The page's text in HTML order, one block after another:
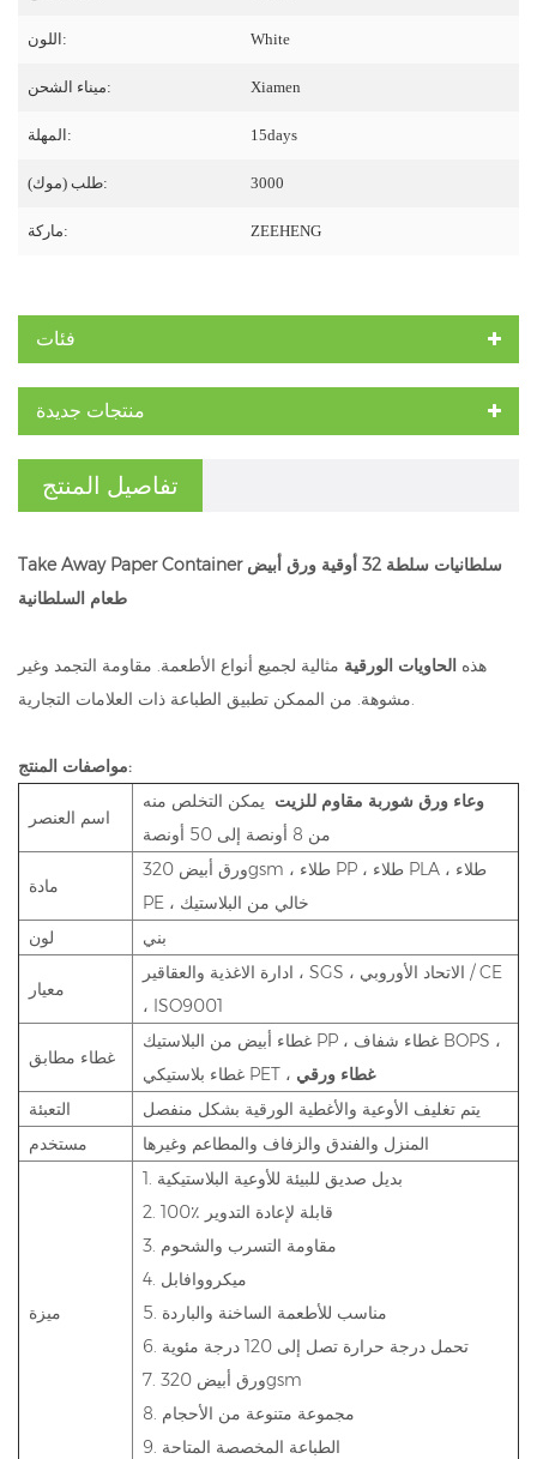
اللون: White
ميناء الشحن: Xiamen
المهلة: 15days
طلب (موك): 3000
ماركة: ZEEHENG
فئات
منتجات جديدة
تفاصيل المنتج
Take Away Paper Container سلطانيات سلطة 32 أوقية ورق أبيض
طعام السلطانية
هذه الحاويات الورقية مثالية لجميع أنواع الأطعمة. مقاومة التجمد وغير
مشوهة. من الممكن تطبيق الطباعة ذات العلامات التجارية.
مواصفات المنتج:
اسم العنصر
وعاء ورق شوربة مقاوم للزيت يمكن التخلص منه
من 8 أونصة إلى 50 أونصة
مادة
ورق أبيض 320gsm ، طلاء PP ، طلاء PLA ، طلاء
لون
بني
معيار
ادارة الاغذية والعقاقير ، SGS ، الاتحاد الأوروبي / CE
، ISO9001
غطاء مطابق
غطاء أبيض من البلاستيك PP ، غطاء شفاف BOPS ،
غطاء بلاستيكي PET ،
غطاء ورقي
التعبئة
مستخدم
المنزل والفندق والزفاف والمطاعم وغيرها
ميزة
1. بديل صديق للبيئة للأوعية البلاستيكية
2. 100٪ قابلة لإعادة التدوير
3. مقاومة التسرب والشحوم
4. ميكرووافابل
5. مناسب للأطعمة الساخنة والباردة
6. تحمل درجة حرارة تصل إلى 120 درجة مئوية
7. ورق أبيض 320gsm
8. مجموعة متنوعة من الأحجام
9. الطباعة المخصصة المتاحة